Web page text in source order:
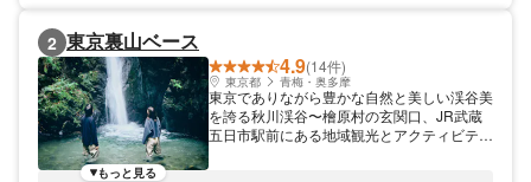
も、リピーターの方にもご満足いただいてい
ます！ 人気のツアー、ご予約はお早めに！
ぜひ一度遊びに来てくださいね！
2 東京裏山ベース
4.9(14件)
東京都 青梅・奥多摩
東京でありながら豊かな自然と美しい渓谷美
を誇る秋川渓谷〜檜原村の玄関口、JR武蔵
五日市駅前にある地域観光とアクティビティ
もっと見る